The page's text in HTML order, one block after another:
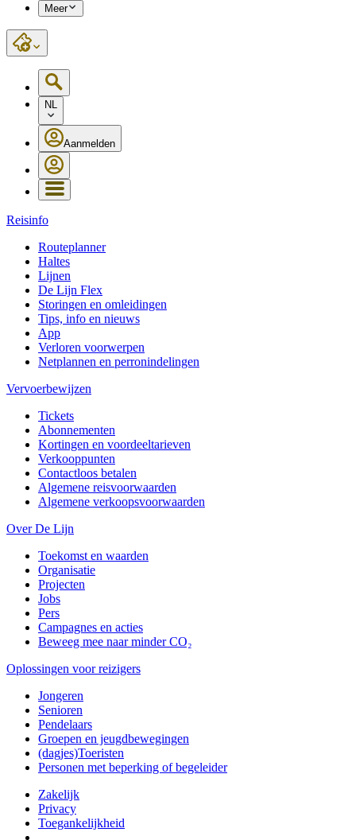
Meer
NL
Aanmelden
Reisinfo
Routeplanner
Haltes
Lijnen
De Lijn Flex
Storingen en omleidingen
Tips, info en nieuws
App
Verloren voorwerpen
Netplannen en perronindelingen
Vervoerbewijzen
Tickets
Abonnementen
Kortingen en voordeeltarieven
Verkooppunten
Contactloos betalen
Algemene reisvoorwaarden
Algemene verkoopsvoorwaarden
Over De Lijn
Toekomst en waarden
Organisatie
Projecten
Jobs
Pers
Campagnes en acties
Beweeg mee naar minder CO₂
Oplossingen voor reizigers
Jongeren
Senioren
Pendelaars
Groepen en jeugdbewegingen
(dagjes)Toeristen
Personen met beperking of begeleider
Zakelijk
Privacy
Toegankelijkheid